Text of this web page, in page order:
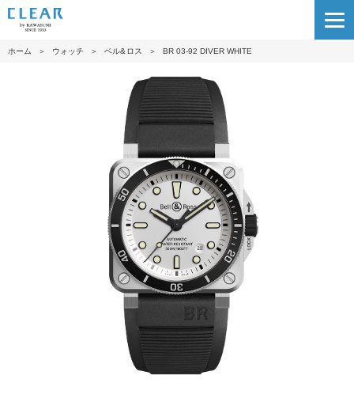
ホーム ＞ ウォッチ ＞ ベル&ロス ＞ BR 03-92 DIVER WHITE